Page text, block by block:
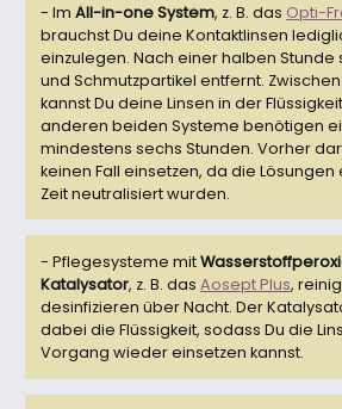
- Im All-in-one System, z. B. das Opti-
brauchst Du deine Kontaktlinsen
einzulegen. Nach einer halben
und Schmutzpartikel entfernt.
kannst Du deine Linsen in der
anderen beiden Systeme benötigen
mindestens sechs Stunden. Vorher
keinen Fall einsetzen, da die
Zeit neutralisiert wurden.
- Pflegesysteme mit
Katalysator, z. B. das Aosept Plus,
desinfizieren über Nacht. Der
dabei die Flüssigkeit, sodass Du die
Vorgang wieder einsetzen kannst.